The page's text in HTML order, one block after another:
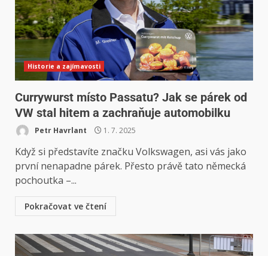
Historie a zajímavosti
Currywurst místo Passatu? Jak se párek od
VW stal hitem a zachraňuje automobilku
Petr Havrlant 1. 7. 2025
Když si představíte značku Volkswagen, asi vás jako
první nenapadne párek. Přesto právě tato německá
pochoutka –...
Pokračovat ve čtení